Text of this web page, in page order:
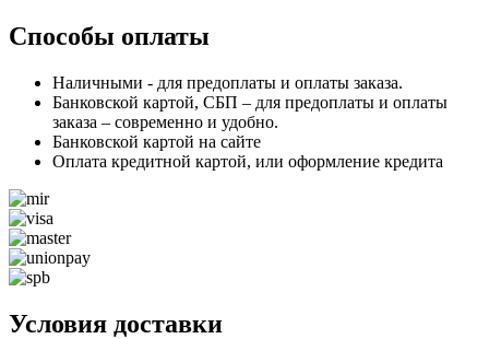
400
мл
Способы оплаты
Наличными - для предоплаты и оплаты заказа.
Банковской картой, СБП – для предоплаты и оплаты
заказа – современно и удобно.
Банковской картой на сайте
Оплата кредитной картой, или оформление кредита
Условия доставки